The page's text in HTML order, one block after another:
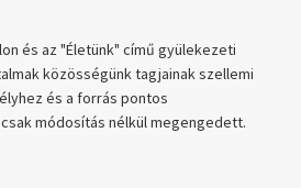
és az "Életünk" című gyülekezeti
közösségünk tagjainak szellemi
és a forrás pontos
módosítás nélkül megengedett.